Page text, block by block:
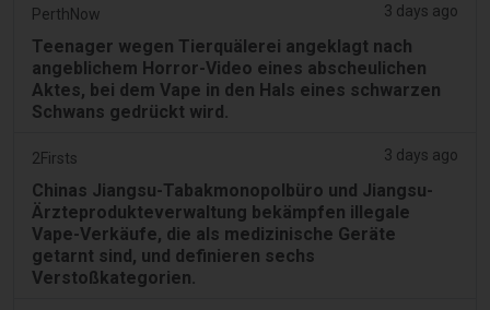
PerthNow 3 days ago
Teenager wegen Tierquälerei angeklagt nach
angeblichem Horror-Video eines abscheulichen
Aktes, bei dem Vape in den Hals eines schwarzen
Schwans gedrückt wird.
2Firsts 3 days ago
Chinas Jiangsu-Tabakmonopolbüro und Jiangsu-
Ärzteprodukteverwaltung bekämpfen illegale
Vape-Verkäufe, die als medizinische Geräte
getarnt sind, und definieren sechs
Verstoßkategorien.